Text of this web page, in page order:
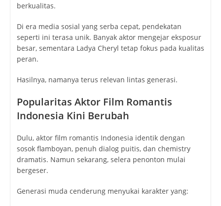
berkualitas.
Di era media sosial yang serba cepat, pendekatan
seperti ini terasa unik. Banyak aktor mengejar eksposur
besar, sementara Ladya Cheryl tetap fokus pada kualitas
peran.
Hasilnya, namanya terus relevan lintas generasi.
Popularitas Aktor Film Romantis
Indonesia Kini Berubah
Dulu, aktor film romantis Indonesia identik dengan
sosok flamboyan, penuh dialog puitis, dan chemistry
dramatis. Namun sekarang, selera penonton mulai
bergeser.
Generasi muda cenderung menyukai karakter yang: